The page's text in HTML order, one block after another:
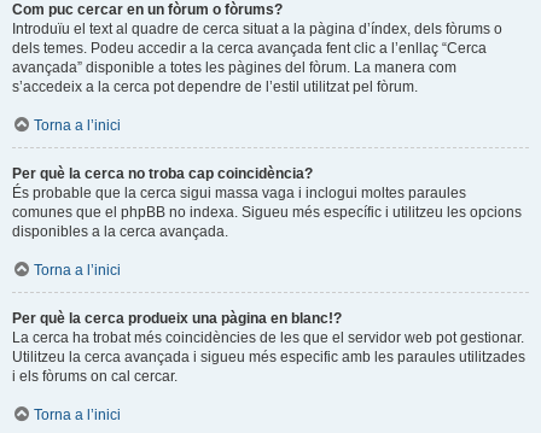
Com puc cercar en un fòrum o fòrums?
Introduïu el text al quadre de cerca situat a la pàgina d’índex, dels fòrums o
dels temes. Podeu accedir a la cerca avançada fent clic a l’enllaç “Cerca
avançada” disponible a totes les pàgines del fòrum. La manera com
s’accedeix a la cerca pot dependre de l’estil utilitzat pel fòrum.
Torna a l’inici
Per què la cerca no troba cap coincidència?
És probable que la cerca sigui massa vaga i inclogui moltes paraules
comunes que el phpBB no indexa. Sigueu més específic i utilitzeu les opcions
disponibles a la cerca avançada.
Torna a l’inici
Per què la cerca produeix una pàgina en blanc!?
La cerca ha trobat més coincidències de les que el servidor web pot gestionar.
Utilitzeu la cerca avançada i sigueu més especific amb les paraules utilitzades
i els fòrums on cal cercar.
Torna a l’inici